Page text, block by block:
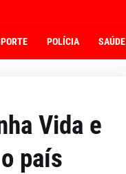
POLÍCIA SAÚDE
Vida e
país